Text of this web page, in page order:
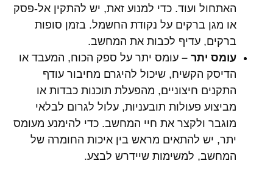
האתחול ועוד. כדי למנוע זאת, יש להתקין אל-פסק
או מגן ברקים על נקודת החשמל. בזמן סופות
ברקים, עדיף לכבות את המחשב.
עומס יתר – עומס יתר על ספק הכוח, המעבד או
הדיסק הקשיח, שיכול להיגרם מחיבור עודף
התקנים חיצוניים, מהפעלת תוכנות כבדות או
מביצוע פעולות תובעניות, עלול לגרום לבלאי
מוגבר ולקצר את חיי המחשב. כדי להימנע מעומס
יתר, יש להתאים מראש בין איכות החומרה של
המחשב, למשימות שיידרש לבצע.